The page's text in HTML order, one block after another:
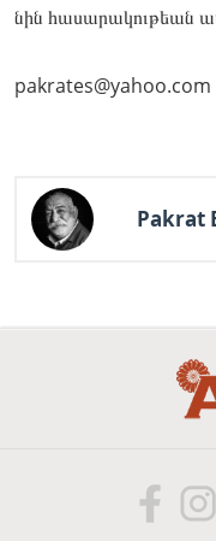
նին հա­սարա­կու­թեան
pakrates@yahoo.com
Pakrat